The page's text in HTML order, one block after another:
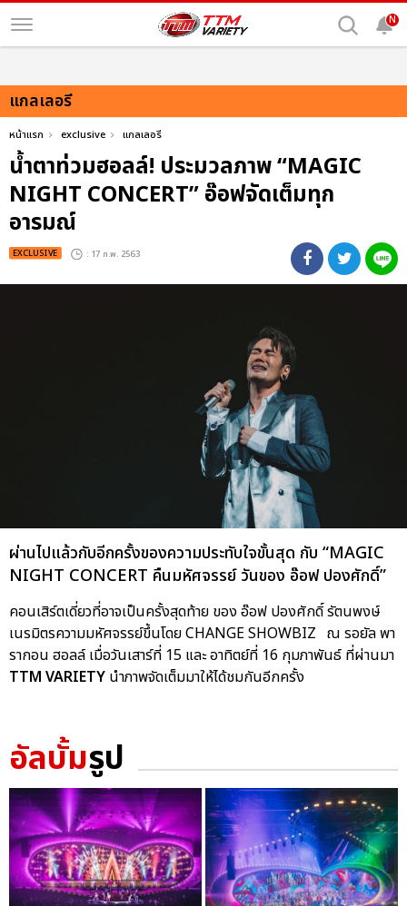
N
แกลเลอรี
หน้าแรก exclusive แกลเลอรี
น้ำตาท่วมฮอลล์! ประมวลภาพ “MAGIC
NIGHT CONCERT” อ๊อฟจัดเต็มทุก
อารมณ์
EXCLUSIVE : 17 ก.พ. 2563
ผ่านไปแล้วกับอีกครั้งของความประทับใจขั้นสุด กับ “MAGIC
NIGHT CONCERT คืนมหัศจรรย์ วันของ อ๊อฟ ปองศักดิ์”
คอนเสิร์ตเดี่ยวที่อาจเป็นครั้งสุดท้าย ของ อ๊อฟ ปองศักดิ์ รัตนพงษ์
เนรมิตรความมหัศจรรย์ขึ้นโดย CHANGE SHOWBIZ ณ รอยัล พา
รากอน ฮอลล์ เมื่อวันเสาร์ที่ 15 และ อาทิตย์ที่ 16 กุมภาพันธ์ ที่ผ่านมา
TTM VARIETY นำภาพจัดเต็มมาให้ได้ชมกันอีกครั้ง
อัลบั้มรูป